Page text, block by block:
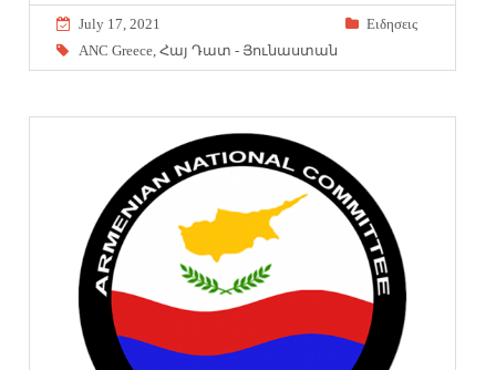
July 17, 2021
Eιδησεις
ANC Greece,Հայ Դատ - Յունաստան